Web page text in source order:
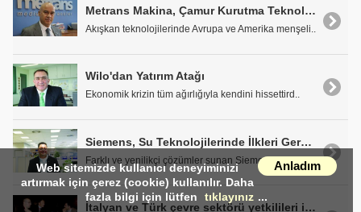
Metrans Makina, Çamur Kurutma Teknolojilerine Yoğunlaşıyor
Akışkan teknolojilerinde Avrupa ve Amerika menşeli..
Wilo'dan Yatırım Atağı
Ekonomik krizin tüm ağırlığıyla kendini hissettird..
Siemens, Su Teknolojilerinde İlkleri Gerçekleştiriyor
Farklı ve yenilikçi çözümler sunan Siemens Su Tekn..
İtalyan ve Türk çevre sektörü yetkilileri ikili görüşmelerle bir araya geldi
Anladım
Web sitemizde kullanıcı deneyiminizi
artırmak için çerez (cookie) kullanılır. Daha
fazla bilgi için lütfen
tıklayınız ...